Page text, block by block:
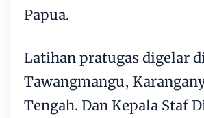
Papua.
Latihan pratugas digelar
Tawangmangu,
Tengah. Dan Kepala Staf